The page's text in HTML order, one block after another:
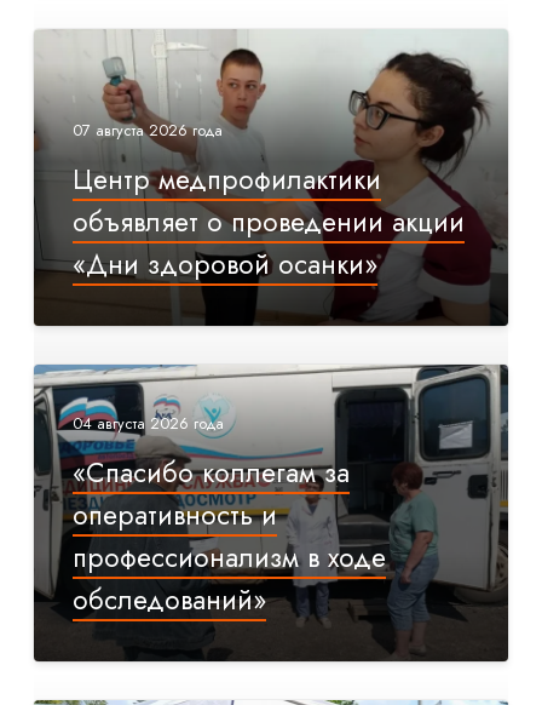
07 августа 2026 года
Центр медпрофилактики
объявляет о проведении акции
«Дни здоровой осанки»
04 августа 2026 года
«Спасибо коллегам за
оперативность и
профессионализм в ходе
обследований»